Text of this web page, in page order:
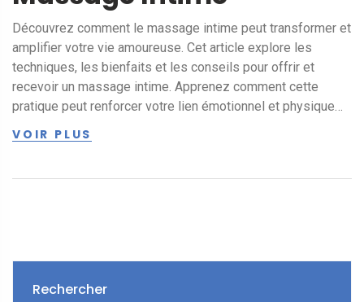
Découvrez comment le massage intime peut transformer et
amplifier votre vie amoureuse. Cet article explore les
techniques, les bienfaits et les conseils pour offrir et
recevoir un massage intime. Apprenez comment cette
pratique peut renforcer votre lien émotionnel et physique
VOIR PLUS
Rechercher